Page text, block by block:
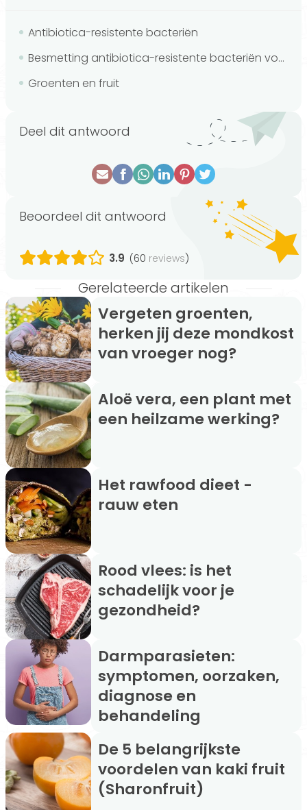
Antibiotica-resistente bacteriën
Besmetting antibiotica-resistente bacteriën voorkomen
Groenten en fruit
Deel dit antwoord
Beoordeel dit antwoord
3.9 (60 reviews)
Gerelateerde artikelen
Vergeten groenten,
herken jij deze mondkost
van vroeger nog?
Aloë vera, een plant met
een heilzame werking?
Het rawfood dieet -
rauw eten
Rood vlees: is het
schadelijk voor je
gezondheid?
Darmparasieten:
symptomen, oorzaken,
diagnose en
behandeling
De 5 belangrijkste
voordelen van kaki fruit
(Sharonfruit)